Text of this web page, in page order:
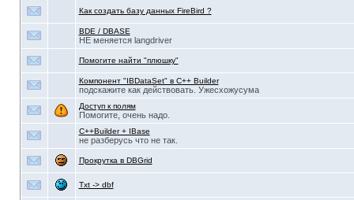
Как создать базу данных FireBird ?
BDE / DBASE
НЕ меняется langdriver
Помогите найти "плюшку"
Компонент "IBDataSet" в С++ Builder
подскажите как действовать. Ужесхожусума
Доступ к полям
Помогите, очень надо.
C++Builder + IBase
не разберусь что не так.
Прокрутка в DBGrid
Txt -> dbf